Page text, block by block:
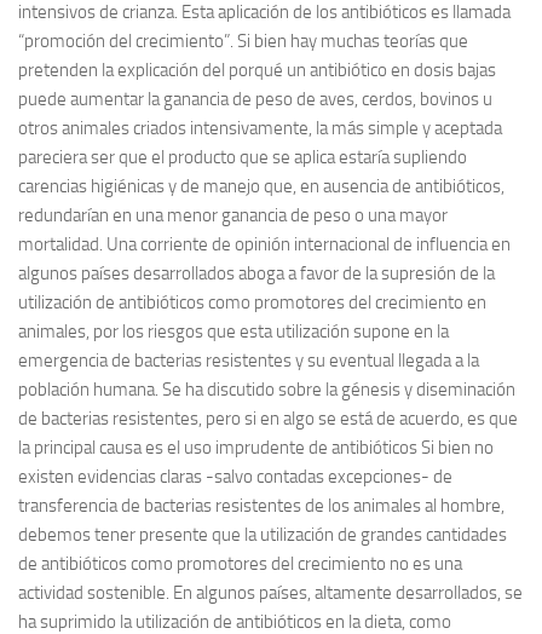
intensivos de crianza. Esta aplicación de los antibióticos es llamada
“promoción del crecimiento”. Si bien hay muchas teorías que
pretenden la explicación del porqué un antibiótico en dosis bajas
puede aumentar la ganancia de peso de aves, cerdos, bovinos u
otros animales criados intensivamente, la más simple y aceptada
pareciera ser que el producto que se aplica estaría supliendo
carencias higiénicas y de manejo que, en ausencia de antibióticos,
redundarían en una menor ganancia de peso o una mayor
mortalidad. Una corriente de opinión internacional de influencia en
algunos países desarrollados aboga a favor de la supresión de la
utilización de antibióticos como promotores del crecimiento en
animales, por los riesgos que esta utilización supone en la
emergencia de bacterias resistentes y su eventual llegada a la
población humana. Se ha discutido sobre la génesis y diseminación
de bacterias resistentes, pero si en algo se está de acuerdo, es que
la principal causa es el uso imprudente de antibióticos Si bien no
existen evidencias claras -salvo contadas excepciones- de
transferencia de bacterias resistentes de los animales al hombre,
debemos tener presente que la utilización de grandes cantidades
de antibióticos como promotores del crecimiento no es una
actividad sostenible. En algunos países, altamente desarrollados, se
ha suprimido la utilización de antibióticos en la dieta, como